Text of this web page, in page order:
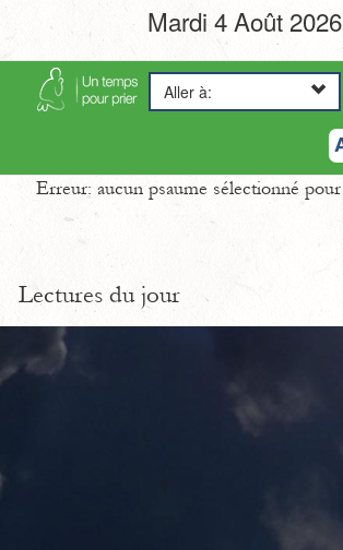
Mardi 4 Août 2026
Aller à:
Erreur: aucun psaume sélectionné
Lectures du jour